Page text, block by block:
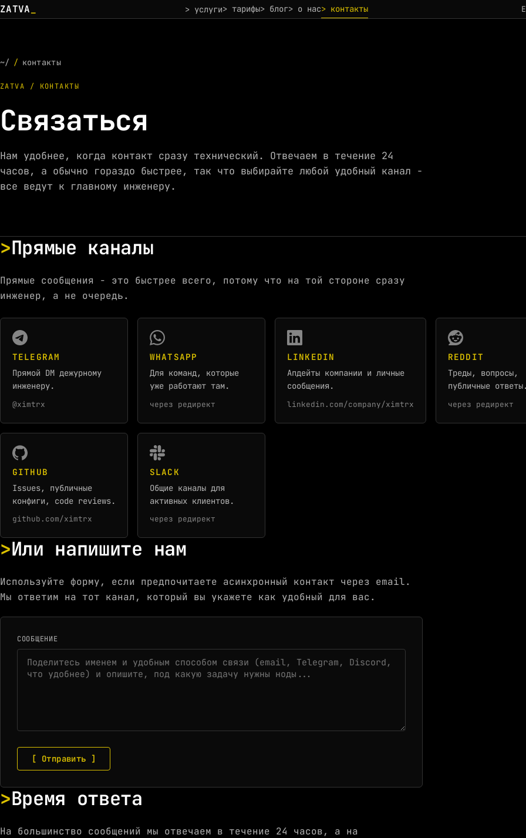
ZATVA > услуги> тарифы> блог> о нас> контакты
~/ / контакты
ZATVA / КОНТАКТЫ
Связаться
Нам удобнее, когда контакт сразу технический. Отвечаем в течение 24
часов, а обычно гораздо быстрее, так что выбирайте любой удобный канал -
все ведут к главному инженеру.
Прямые каналы
Прямые сообщения - это быстрее всего, потому что на той стороне сразу
инженер, а не очередь.
TELEGRAM
Прямой DM дежурному
инженеру.
@ximtrx
WHATSAPP
Для команд, которые
уже работают там.
через редирект
LINKEDIN
Апдейты компании и личные
сообщения.
linkedin.com/company/ximtrx
REDDIT
Треды, вопросы,
публичные
через редирект
GITHUB
Issues, публичные
конфиги, code reviews.
github.com/ximtrx
SLACK
Общие каналы для
активных клиентов.
через редирект
Или напишите нам
Используйте форму, если предпочитаете асинхронный контакт через email.
Мы ответим на тот канал, который вы укажете как удобный для вас.
СООБЩЕНИЕ
[ Отправить ]
Время ответа
На большинство сообщений мы отвечаем в течение 24 часов, а на